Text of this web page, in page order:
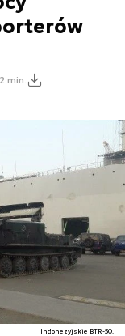
2 min.
Indonezyjskie BTR-50.